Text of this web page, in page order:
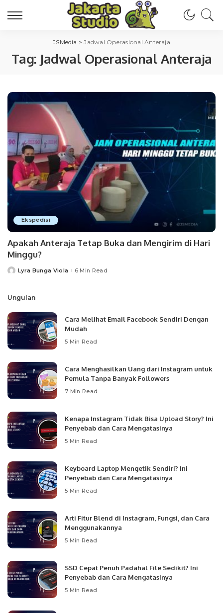
JSMedia >Jadwal Operasional Anteraja
Tag: Jadwal Operasional Anteraja
Ekspedisi
Apakah Anteraja Tetap Buka dan Mengirim di Hari
Minggu?
PostedLyra Bunga Viola 6 Min Read
Ungulan
Cara Melihat Email Facebook Sendiri Dengan
Mudah
5 Min Read
Cara Menghasilkan Uang dari Instagram untuk
Pemula Tanpa Banyak Followers
7 Min Read
Kenapa Instagram Tidak Bisa Upload Story? Ini
Penyebab dan Cara Mengatasinya
5 Min Read
Keyboard Laptop Mengetik Sendiri? Ini
Penyebab dan Cara Mengatasinya
5 Min Read
Arti Fitur Blend di Instagram, Fungsi, dan Cara
Menggunakannya
5 Min Read
SSD Cepat Penuh Padahal File Sedikit? Ini
Penyebab dan Cara Mengatasinya
5 Min Read